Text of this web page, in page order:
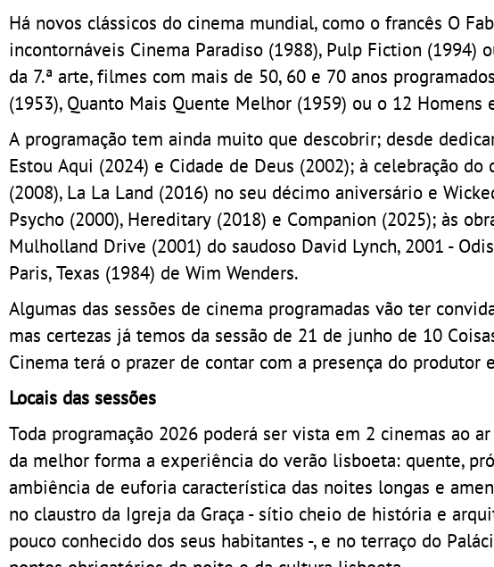
Há novos clássicos do cinema mundial, como o francês O
incontornáveis Cinema Paradiso (1988), Pulp Fiction (1994)
da 7.ª arte, filmes com mais de 50, 60 e 70 anos
(1953), Quanto Mais Quente Melhor (1959) ou o 12 Homens
A programação tem ainda muito que descobrir; desde
Estou Aqui (2024) e Cidade de Deus (2002); à celebração
(2008), La La Land (2016) no seu décimo aniversário e
Psycho (2000), Hereditary (2018) e Companion (2025); às
Mulholland Drive (2001) do saudoso David Lynch, 2001 -
Paris, Texas (1984) de Wim Wenders.
Algumas das sessões de cinema programadas vão ter
mas certezas já temos da sessão de 21 de junho de 10
Cinema terá o prazer de contar com a presença do produtor
Locais das sessões
Toda programação 2026 poderá ser vista em 2 cinemas ao
da melhor forma a experiência do verão lisboeta: quente,
ambiência de euforia característica das noites longas e
no claustro da Igreja da Graça - sítio cheio de história e
pouco conhecido dos seus habitantes -, e no terraço do